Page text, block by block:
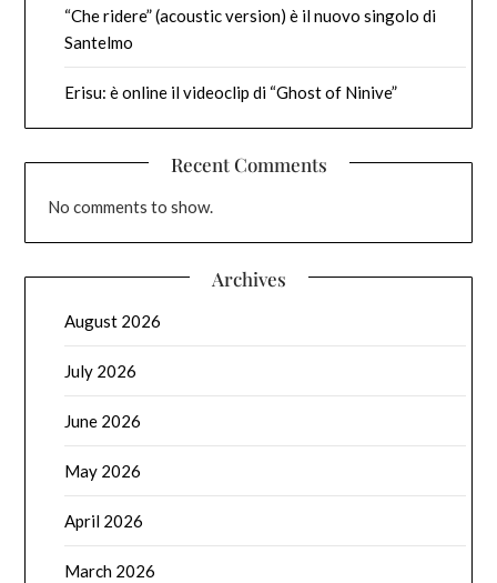
“Che ridere” (acoustic version) è il nuovo singolo di
Santelmo
Erisu: è online il videoclip di “Ghost of Ninive”
Recent Comments
No comments to show.
Archives
August 2026
July 2026
June 2026
May 2026
April 2026
March 2026